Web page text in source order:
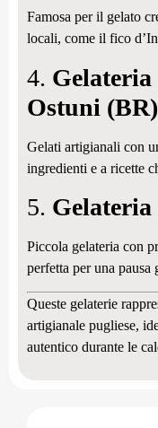
Famosa per il gelato
locali, come il fico
4. Gelateria
Ostuni (BR)
Gelati artigianali con
ingredienti e a ricette
5.
Piccola gelateria con
perfetta per una
Queste gelaterie
artigianale pugliese,
autentico durante le